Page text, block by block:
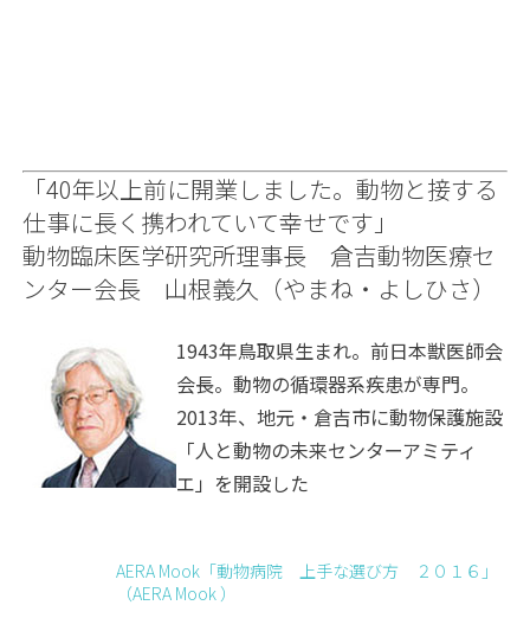
「40年以上前に開業しました。動物と接する
仕事に長く携われていて幸せです」
動物臨床医学研究所理事長 倉吉動物医療セ
ンター会長 山根義久（やまね・よしひさ）
1943年鳥取県生まれ。前日本獣医師会
会長。動物の循環器系疾患が専門。
2013年、地元・倉吉市に動物保護施設
「人と動物の未来センターアミティ
エ」を開設した
AERA Mook「動物病院 上手な選び方 ２０１６」
（AERA Mook ）